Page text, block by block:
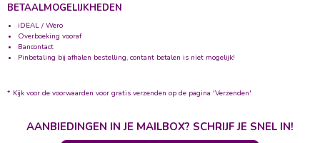
BETAALMOGELIJKHEDEN
iDEAL / Wero
Overboeking vooraf
Bancontact
Pinbetaling bij afhalen bestelling, contant betalen is niet mogelijk!
* Kijk voor de voorwaarden voor gratis verzenden op de pagina 'Verzenden'
AANBIEDINGEN IN JE MAILBOX? SCHRIJF JE SNEL IN!